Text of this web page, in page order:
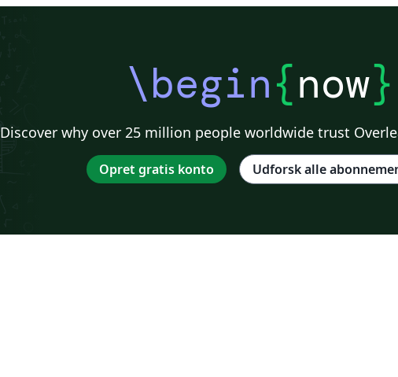
\begin{now}
Discover why over 25 million people worldwide trust
Opret gratis konto Udforsk alle